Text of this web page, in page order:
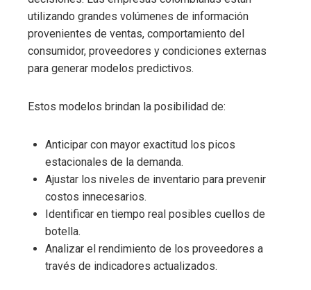
utilizando grandes volúmenes de información
provenientes de ventas, comportamiento del
consumidor, proveedores y condiciones externas
para generar modelos predictivos.
Estos modelos brindan la posibilidad de:
Anticipar con mayor exactitud los picos
estacionales de la demanda.
Ajustar los niveles de inventario para prevenir
costos innecesarios.
Identificar en tiempo real posibles cuellos de
botella.
Analizar el rendimiento de los proveedores a
través de indicadores actualizados.